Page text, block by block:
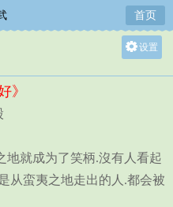
首页
设置
》
就成为了笑柄.沒有人看起
从蛮夷之地走出的人.都会被